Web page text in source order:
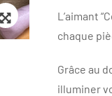
Zoom
L’aimant
chaque
Grâce au
illuminer